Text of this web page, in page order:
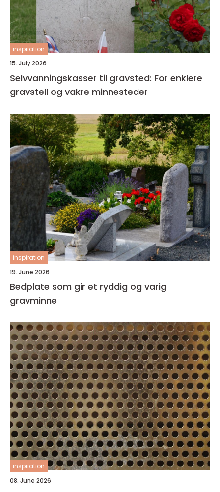
inspiration
15. July 2026
Selvvanningskasser til gravsted: For enklere
gravstell og vakre minnesteder
inspiration
19. June 2026
Bedplate som gir et ryddig og varig
gravminne
inspiration
08. June 2026